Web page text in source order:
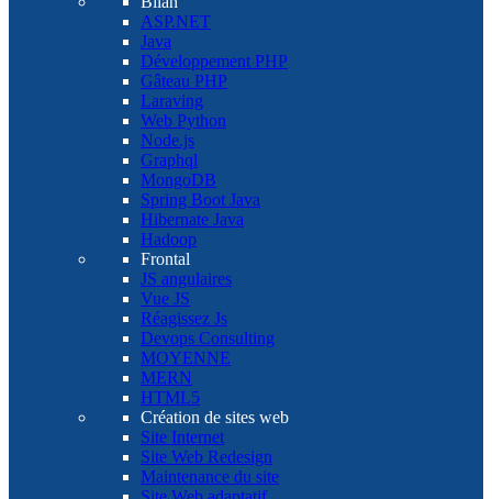
ASP.NET
Java
Développement PHP
Gâteau PHP
Laraving
Web Python
Node.js
Graphql
MongoDB
Spring Boot Java
Hibernate Java
Hadoop
Frontal
JS angulaires
Vue JS
Réagissez Js
Devops Consulting
MOYENNE
MERN
HTML5
Création de sites web
Site Internet
Site Web Redesign
Maintenance du site